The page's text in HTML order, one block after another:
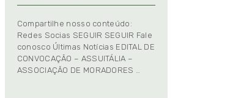
Compartilhe nosso conteúdo:
Redes Socias SEGUIR SEGUIR Fale
conosco Últimas Notícias EDITAL DE
CONVOCAÇÃO – ASSUITÁLIA –
ASSOCIAÇÃO DE MORADORES …